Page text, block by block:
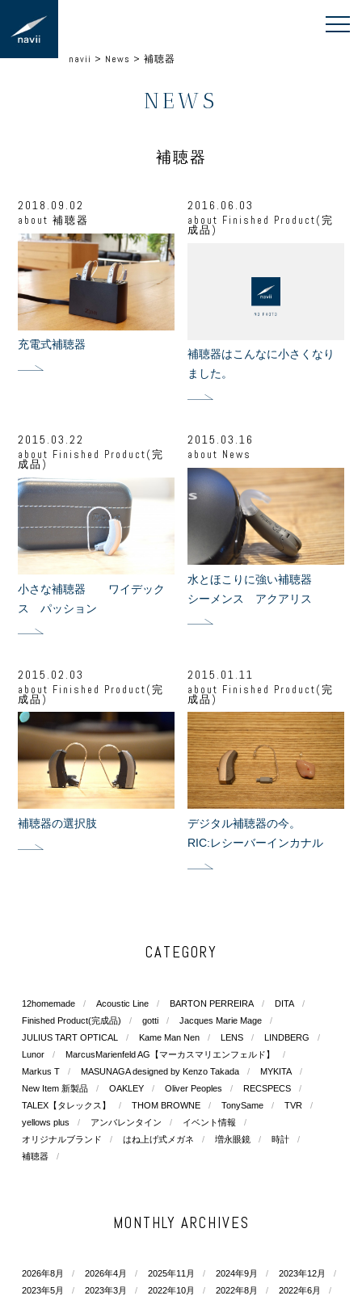
navii > News >補聴器
NEWS
補聴器
2018.09.02
about補聴器
充電式補聴器
2016.06.03
about Finished Product(完
成品)
補聴器はこんなに小さくなり
ました。
2015.03.22
about Finished Product(完
成品)
小さな補聴器 ワイデック
ス パッション
2015.03.16
about News
水とほこりに強い補聴器
シーメンス アクアリス
2015.02.03
about Finished Product(完
成品)
補聴器の選択肢
2015.01.11
about Finished Product(完
成品)
デジタル補聴器の今。
RIC:レシーバーインカナル
CATEGORY
12homemade Acoustic Line BARTON PERREIRA
DITA
Finished Product(完成品)
gotti
Jacques Marie Mage
JULIUS TART OPTICAL
Kame Man Nen LENS
LINDBERG
Lunor
MarcusMarienfeld AG【マーカスマリエンフェルド】
Markus T
MASUNAGA designed by Kenzo Takada
MYKITA
New Item 新製品
OAKLEY Oliver Peoples
RECSPECS
TALEX【タレックス】
THOM BROWNE TonySame
TVR
yellows plus
アンバレンタイン
イベント情報
オリジナルブランド
はね上げ式メガネ 増永眼鏡
時計
補聴器
MONTHLY ARCHIVES
2026年8月 2026年4月 2025年11月 2024年9月
2023年12月
2023年5月
2023年3月 2022年10月 2022年8月
2022年6月